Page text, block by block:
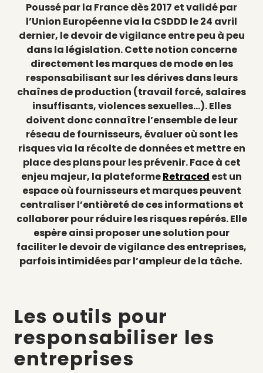
Poussé par la France dès 2017 et validé par
l’Union Européenne via la CSDDD le 24 avril
dernier, le devoir de vigilance entre peu à peu
dans la législation. Cette notion concerne
directement les marques de mode en les
responsabilisant sur les dérives dans leurs
chaînes de production (travail forcé, salaires
insuffisants, violences sexuelles…). Elles
doivent donc connaître l’ensemble de leur
réseau de fournisseurs, évaluer où sont les
risques via la récolte de données et mettre en
place des plans pour les prévenir. Face à cet
enjeu majeur, la plateformeRetraced est un
espace où fournisseurs et marques peuvent
centraliser l’entièreté de ces informations et
collaborer pour réduire les risques repérés. Elle
espère ainsi proposer une solution pour
faciliter le devoir de vigilance des entreprises,
parfois intimidées par l’ampleur de la tâche.
Les outils pour
responsabiliser les
entreprises